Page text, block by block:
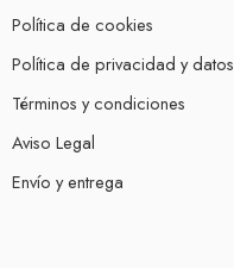
Política de cookies
Política de privacidad y datos
Términos y condiciones
Aviso Legal
Envío y entrega